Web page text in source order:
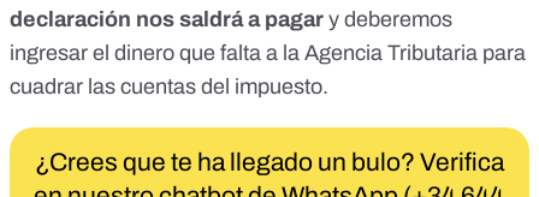
declaración nos saldrá a pagar y deberemos
ingresar el dinero que falta a la Agencia Tributaria para
cuadrar las cuentas del impuesto.
¿Crees que te ha llegado un bulo? Verifica